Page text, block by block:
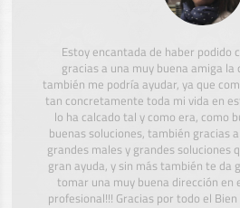
Estoy encantada de haber podido
gracias a una muy buena amiga la
también me podría ayudar, ya que
tan concretamente toda mi vida en
lo ha calcado tal y como era, como
buenas soluciones, también gracias
grandes males y grandes soluciones
gran ayuda, y sin más también te da
tomar una muy buena dirección en
profesional!!! Gracias por todo el